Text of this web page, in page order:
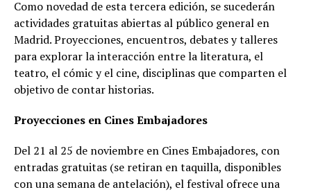
Como novedad de esta tercera edición, se sucederán
actividades gratuitas abiertas al público general en
Madrid. Proyecciones, encuentros, debates y talleres
para explorar la interacción entre la literatura, el
teatro, el cómic y el cine, disciplinas que comparten el
objetivo de contar historias.
Proyecciones en Cines Embajadores
Del 21 al 25 de noviembre en Cines Embajadores, con
entradas gratuitas (se retiran en taquilla, disponibles
con una semana de antelación), el festival ofrece una